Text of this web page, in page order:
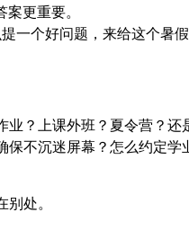
更重要。
一个好问题，来给这个暑假
？上课外班？夏令营？还
不沉迷屏幕？怎么约定学
处。